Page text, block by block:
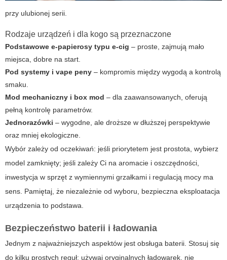
przy ulubionej serii.
Rodzaje urządzeń i dla kogo są przeznaczone
Podstawowe e-papierosy typu e-cig – proste, zajmują mało
miejsca, dobre na start.
Pod systemy i vape peny – kompromis między wygodą a kontrolą
smaku.
Mod mechaniczny i box mod – dla zaawansowanych, oferują
pełną kontrolę parametrów.
Jednorazówki – wygodne, ale droższe w dłuższej perspektywie
oraz mniej ekologiczne.
Wybór zależy od oczekiwań: jeśli priorytetem jest prostota, wybierz
model zamknięty; jeśli zależy Ci na aromacie i oszczędności,
inwestycja w sprzęt z wymiennymi grzałkami i regulacją mocy ma
sens. Pamiętaj, że niezależnie od wyboru, bezpieczna eksploatacja
urządzenia to podstawa.
Bezpieczeństwo baterii i ładowania
Jednym z najważniejszych aspektów jest obsługa baterii. Stosuj się
do kilku prostych reguł: używaj oryginalnych ładowarek, nie